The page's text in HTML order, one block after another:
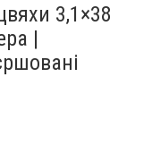
3,1×38
|